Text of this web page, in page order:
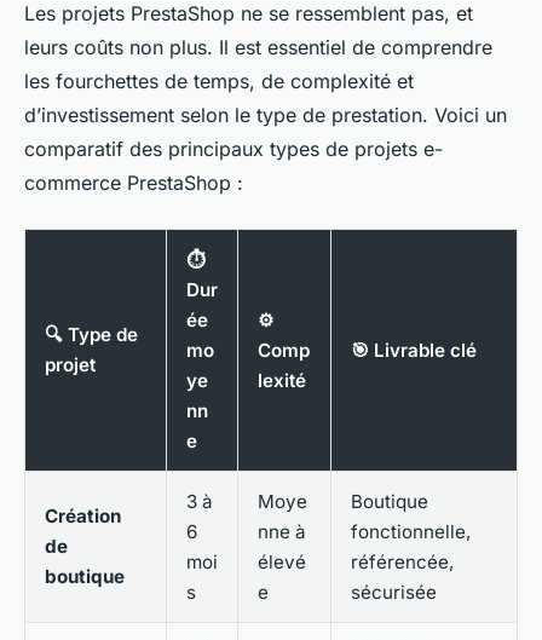
Les projets PrestaShop ne se ressemblent pas, et
leurs coûts non plus. Il est essentiel de comprendre
les fourchettes de temps, de complexité et
d’investissement selon le type de prestation. Voici un
comparatif des principaux types de projets e-
commerce PrestaShop :
🔍 Type de
projet
⏱️
Dur
ée
mo
ye
nn
e
⚙️
Comp
lexité
🎯 Livrable clé
Création
de
boutique
3 à
6
moi
s
Moye
nne à
élevé
e
Boutique
fonctionnelle,
référencée,
sécurisée